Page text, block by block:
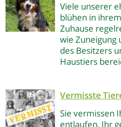
Viele unserer
blühen in
Zuhause
wie Zuneigung
des Besitzers
Haustiers
Vermisste
Sie vermissen
entlaufen, Ihr